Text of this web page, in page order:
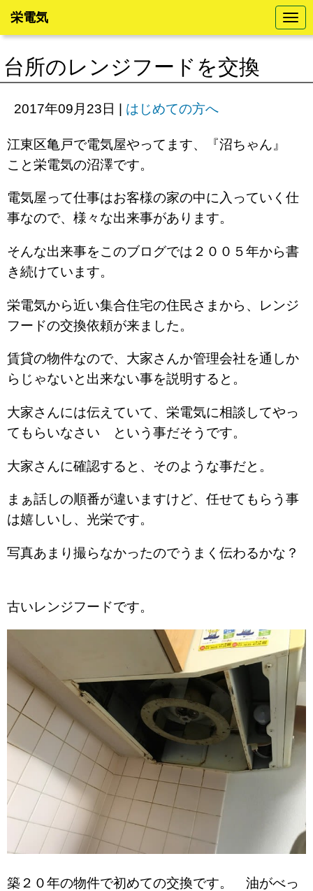
N
a
v
t
栄電気
台所のレンジフードを交換
2017年09月23日 | はじめての方へ
江東区亀戸で電気屋やってます、『沼ちゃん』
こと栄電気の沼澤です。
電気屋って仕事はお客様の家の中に入っていく仕
事なので、様々な出来事があります。
そんな出来事をこのブログでは２００５年から書
き続けています。
栄電気から近い集合住宅の住民さまから、レンジ
フードの交換依頼が来ました。
賃貸の物件なので、大家さんか管理会社を通しか
らじゃないと出来ない事を説明すると。
大家さんには伝えていて、栄電気に相談してやっ
てもらいなさい という事だそうです。
大家さんに確認すると、そのような事だと。
まぁ話しの順番が違いますけど、任せてもらう事
は嬉しいし、光栄です。
写真あまり撮らなかったのでうまく伝わるかな？
古いレンジフードです。
築２０年の物件で初めての交換です。 油がべっ